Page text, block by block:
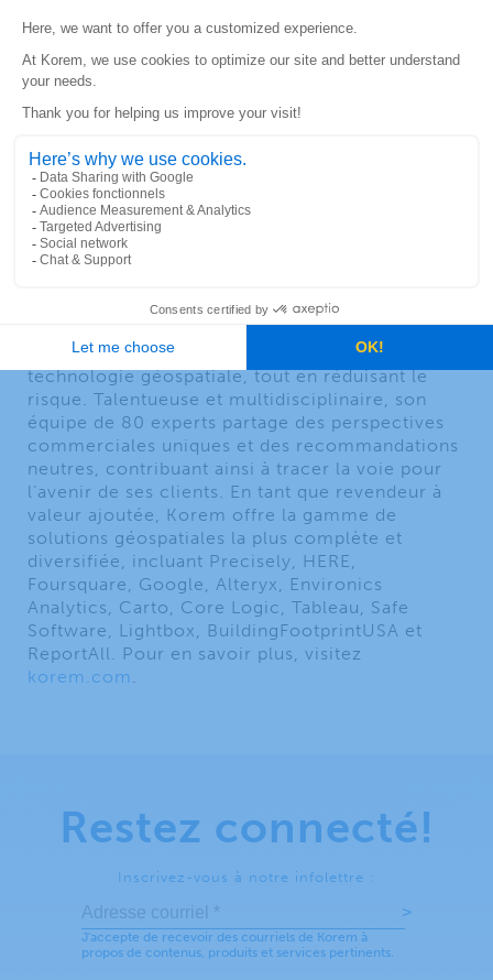
Depuis 1993, Korem créer de la valeur à long
terme pour ses clients, ses employés et ses
partenaires. Plusieurs grandes entreprises nord-
américaines comme AT&T, Shell, Bell et
des décisions éclairées et d’accroître leur
efficacité. Grâce à une expérience client unique
et réinventée, Korem accélère l’adoption de la
technologie géospatiale, tout en réduisant le
risque. Talentueuse et multidisciplinaire, son
équipe de 80 experts partage des perspectives
commerciales uniques et des recommandations
neutres, contribuant ainsi à tracer la voie pour
l’avenir de ses clients. En tant que revendeur à
valeur ajoutée, Korem offre la gamme de
solutions géospatiales la plus complète et
diversifiée, incluant Precisely, HERE,
Foursquare, Google, Alteryx, Environics
Analytics, Carto, Core Logic, Tableau, Safe
Software, Lightbox, BuildingFootprintUSA et
ReportAll. Pour en savoir plus, visitez
korem.com
Restez connecté!
Inscrivez-vous à notre infolettre :